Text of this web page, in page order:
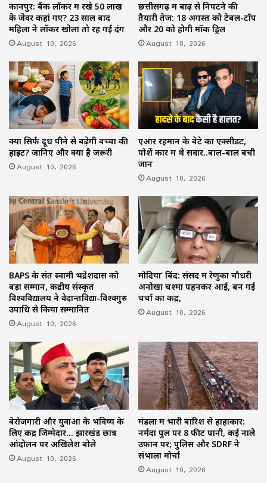
कानपुर: बैंक लॉकर में रखे 50 लाख
के जेवर कहां गए? 23 साल बाद
महिला ने लॉकर खोला तो रह गई दंग
August 10, 2026
छत्तीसगढ़ में बाढ़ से निपटने की
तैयारी तेज: 18 अगस्त को टेबल-टॉप
और 20 को होगी मॉक ड्रिल
August 10, 2026
क्या सिर्फ दूध पीने से बढ़ेगी बच्चों की
हाइट? जानिए और क्या है जरूरी
August 10, 2026
एआर रहमान के बेटे का एक्सीडेंट,
पोर्शे कार में थे सवार..बाल-बाल बची
जान
August 10, 2026
BAPS के संत स्वामी भद्रेशदास को
बड़ा सम्मान, केंद्रीय संस्कृत
विश्वविद्यालय ने वेदान्तविद्या-विश्वगुरु
उपाधि से किया सम्मानित
August 10, 2026
मोदिया’ बिंद: संसद में रेणुका चौधरी
अनोखा चश्मा पहनकर आईं, बन गईं
चर्चा का केंद्र,
August 10, 2026
बेरोजगारी और युवाओं के भविष्य के
लिए केंद्र जिम्मेदार… झारखंड छात्र
आंदोलन पर अखिलेश बोले
August 10, 2026
मंडला में भारी बारिश से हाहाकार:
नर्मदा पुल पर 8 फीट पानी, कई नाले
उफान पर; पुलिस और SDRF ने
संभाला मोर्चा
August 10, 2026